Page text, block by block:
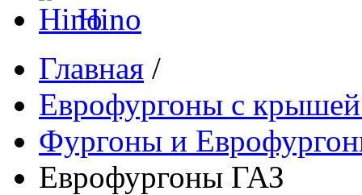
Hino
Главная /
Еврофургоны с
Фургоны и
Еврофургоны ГАЗ